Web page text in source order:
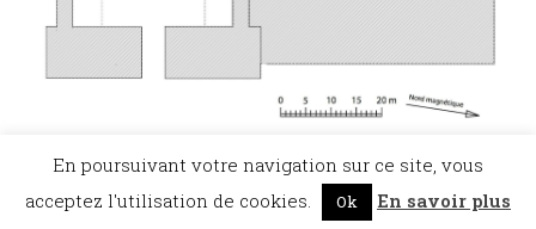
©Dicopathe - Tous droits réservés - Mentions légales- Réalisation :
Bel et Bien
En poursuivant votre navigation sur ce site, vous
acceptez l'utilisation de cookies.
Ok En savoir plus